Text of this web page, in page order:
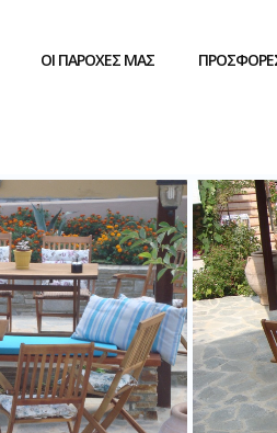
ΟΙ ΠΑΡΟΧΕΣ ΜΑΣ